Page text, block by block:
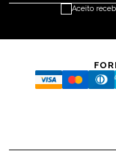
Aceito